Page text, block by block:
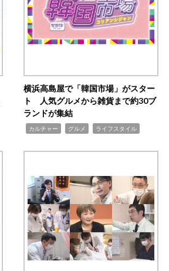
横浜高島屋で「韓国市場」がスター
ト 人気グルメから雑貨まで約30ブ
ランドが集結
カルチャー グルメ ライフスタイル